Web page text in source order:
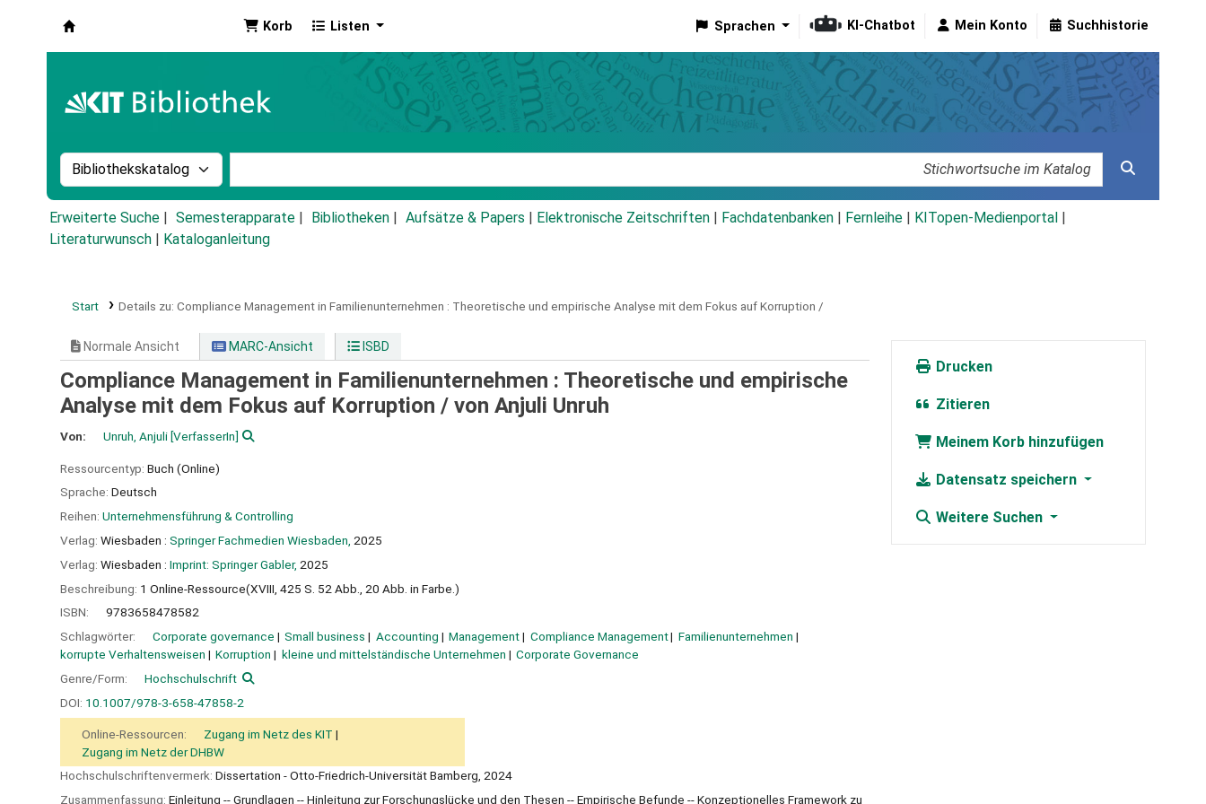
Korb Listen Sprachen KI-Chatbot Mein Konto Suchhistorie
Suche im Katalog nach:
Erweiterte Suche Semesterapparate Bibliotheken Aufsätze & Papers Elektronische Zeitschriften Fachdatenbanken Fernleihe KITopen-Medienportal
Literaturwunsch
Kataloganleitung
Start Details zu: Compliance Management in Familienunternehmen : Theoretische und empirische Analyse mit dem Fokus auf Korruption /
Normale Ansicht MARC-Ansicht ISBD
Compliance Management in Familienunternehmen : Theoretische und empirische
Analyse mit dem Fokus auf Korruption / von Anjuli Unruh
Von: Unruh, Anjuli[VerfasserIn]
Ressourcentyp: Buch (Online)
Sprache: Deutsch
Reihen: Unternehmensführung & Controlling
Verlag: Wiesbaden : Springer Fachmedien Wiesbaden, 2025
Verlag: Wiesbaden : Imprint: Springer Gabler, 2025
Beschreibung: 1 Online-Ressource(XVIII, 425 S. 52 Abb., 20 Abb. in Farbe.)
ISBN:
9783658478582
Schlagwörter:
Corporate governance Small business Accounting Management Compliance Management
Familienunternehmen
korrupte Verhaltensweisen
Korruption kleine und mittelständische Unternehmen
Corporate Governance
Genre/Form:
Hochschulschrift
DOI: 10.1007/978-3-658-47858-2
Online-Ressourcen:
Zugang im Netz des KIT
Zugang im Netz der DHBW
Hochschulschriftenvermerk: Dissertation - Otto-Friedrich-Universität Bamberg, 2024
Zusammenfassung: Einleitung -- Grundlagen -- Hinleitung zur Forschungslücke und den Thesen -- Empirische Befunde -- Konzeptionelles Framework zu
Drucken
Zitieren
Meinem Korb hinzufügen
Datensatz speichern
Weitere Suchen